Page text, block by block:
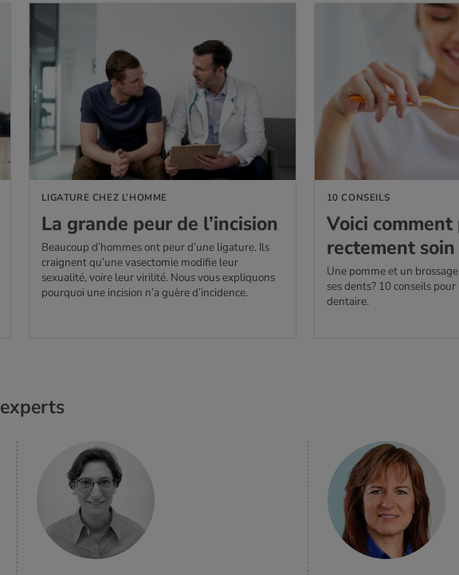
LIGATURE CHEZ L’HOMME
La grande peur de l’in­ci­sion
Beaucoup d’hommes ont peur d’une ligature. Ils
craignent qu’une vasectomie modifie leur
sexualité, voire leur virilité. Nous vous expliquons
pourquoi une incision n’a guère d’incidence.
EN SAVOIR PLUS
10 CONSEILS
Voici
rec­te­ment
Une pomme et un
ses dents? 10 conseils
dentaire.
experts